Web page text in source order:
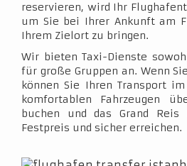
reservieren, wird Ihr
um Sie bei Ihrer Ankunft am
Ihrem Zielort zu bringen.
Wir bieten Taxi-Dienste
für große Gruppen an. Wenn
können Sie Ihren Transport
komfortablen Fahrzeugen
buchen und das Grand Reis
Festpreis und sicher erreichen.